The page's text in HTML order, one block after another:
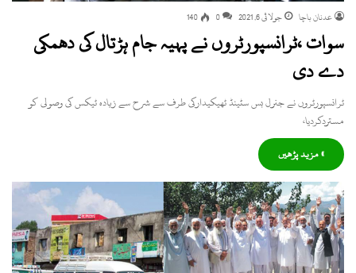
عدنان باچا جولائی 6, 2021 0
140
سوات ،ٹرانسپورٹروں نے پہیہ جام ہڑتال کی دھمکی
دے دی
ٹرانسپورٹروں نے جنرل بس سٹینڈ ٹھیکیدارکی طرف سے شرح سے زیادہ ٹیکس کی وصولی کو
مستردکردیا،
» مزید پڑھیں